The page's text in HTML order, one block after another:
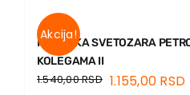
Akcija!
PREPISKA SVETOZARA
KOLEGAMA II
1.540,00RSD 1.155,00 RSD